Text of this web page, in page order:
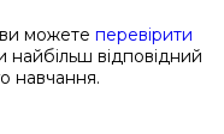
можете перевірити
відповідний
навчання.